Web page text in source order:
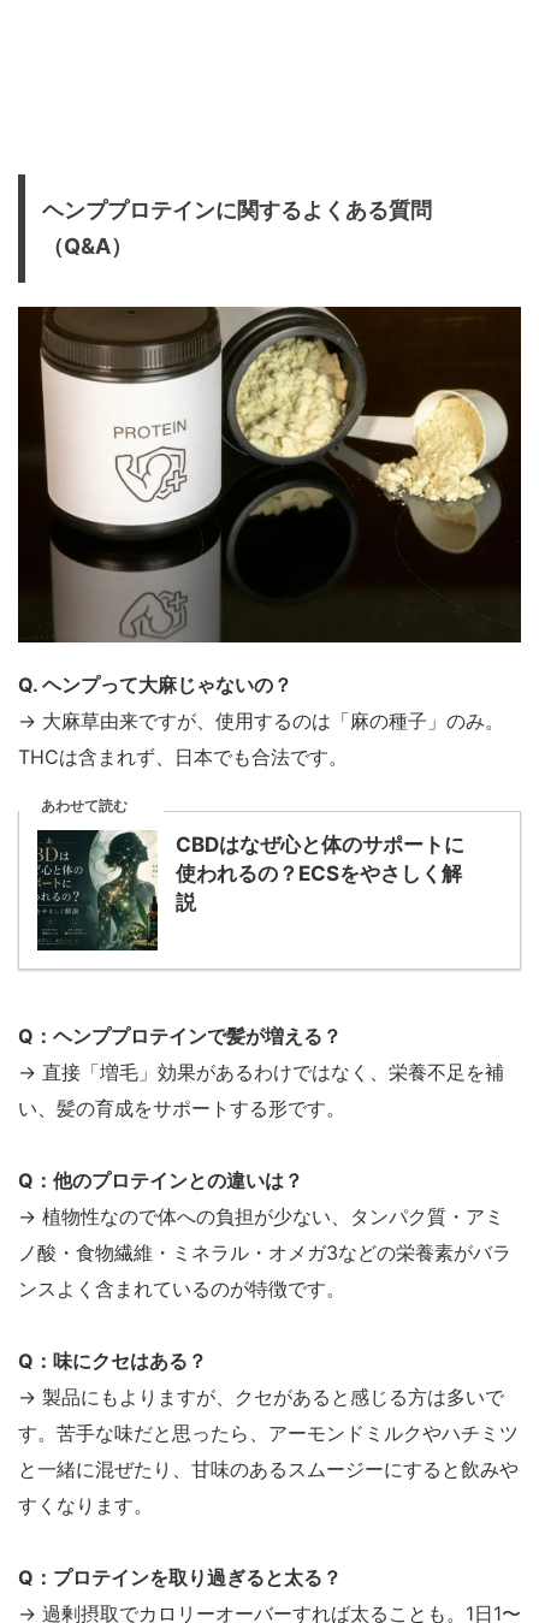
ヘンププロテインに関するよくある質問
（Q&A）
Q. ヘンプって大麻じゃないの？
→ 大麻草由来ですが、使用するのは「麻の種子」のみ。
THCは含まれず、日本でも合法です。
あわせて読む
CBDはなぜ心と体のサポートに
使われるの？ECSをやさしく解
説
Q：ヘンププロテインで髪が増える？
→ 直接「増毛」効果があるわけではなく、栄養不足を補
い、髪の育成をサポートする形です。
Q：他のプロテインとの違いは？
→ 植物性なので体への負担が少ない、タンパク質・アミ
ノ酸・食物繊維・ミネラル・オメガ3などの栄養素がバラ
ンスよく含まれているのが特徴です。
Q：味にクセはある？
→ 製品にもよりますが、クセがあると感じる方は多いで
す。苦手な味だと思ったら、アーモンドミルクやハチミツ
と一緒に混ぜたり、甘味のあるスムージーにすると飲みや
すくなります。
Q：プロテインを取り過ぎると太る？
→ 過剰摂取でカロリーオーバーすれば太ることも。1日1〜